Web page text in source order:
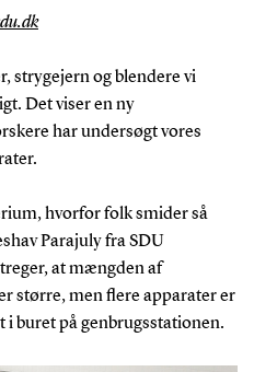
strygejern og blendere vi
Det viser en ny
har undersøgt vores
hvorfor folk smider så
Parajuly fra SDU
at mængden af
større, men flere apparater er
i buret på genbrugsstationen.